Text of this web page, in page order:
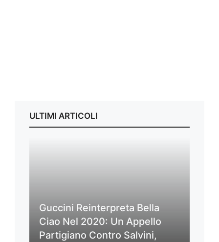
ULTIMI ARTICOLI
Guccini Reinterpreta Bella
Ciao Nel 2020: Un Appello
Partigiano Contro Salvini,